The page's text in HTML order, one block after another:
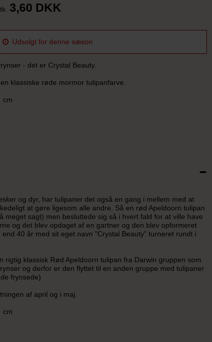
3,60 DKK
Udsolgt for denne sæson
- det er Crystal Beauty.
klassiske røde mormor tulipanfarve.
cm
og dyr, har tulipaner det også en gang i mellem med at
at gøre ligesom alle andre. Så en rød Apeldoorn tulipan
meget sagt) men besluttede sig så i hvert fald for at ville have
og det blev opdaget af en gartner og den blev opformeret
40 år med sit eget navn "Crystal Beauty" turneret rundt i
rigtig klassisk Rød Apeldoorn tulipan fra Darwin gruppen som
og derfor er den flyttet til en anden gruppe med tulipaner
frynsede)
af april og i maj.
cm